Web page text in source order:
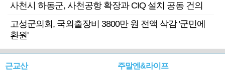
사천시 하동군, 사천공항 확장과 CIQ 설치 공동 건의
고성군의회, 국외출장비 3800만 원 전액 삭감 '군민에
환원'
근교산 주말엔&라이프